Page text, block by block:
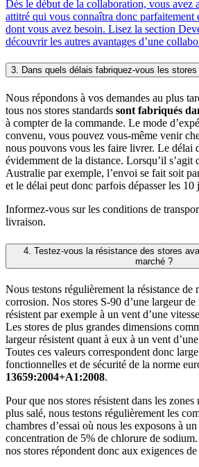
Dès le début de la collaboration, vous avez
attitré qui vous connaîtra donc parfaitement
dont vous avez besoin. Lisez la section
découvrir les autres avantages d’une
3. Dans quels délais fabriquez-vous les stores
Nous répondons à vos demandes au plus
tous nos stores standards sont fabriqués
à compter de la commande. Le mode
convenu, vous pouvez vous-même venir
nous pouvons vous les faire livrer. Le délai
évidemment de la distance. Lorsqu’il s’agit
Australie par exemple, l’envoi se fait soit
et le délai peut donc parfois dépasser les 10
Informez-vous sur les conditions de
livraison.
4. Testez-vous la résistance des stores
marché ?
Nous testons régulièrement la résistance de
corrosion. Nos stores S‑90 d’une largeur
résistent par exemple à un vent d’une
Les stores de plus grandes dimensions
largeur résistent quant à eux à un vent
Toutes ces valeurs correspondent donc
fonctionnelles et de sécurité de la norme
13659:2004+A1:2008.
Pour que nos stores résistent dans les zones
plus salé, nous testons régulièrement les
chambres d’essai où nous les exposons à
concentration de 5% de chlorure de
nos stores répondent donc aux exigences